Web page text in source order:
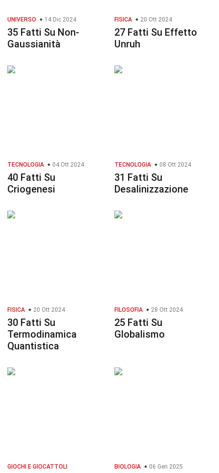
UNIVERSO 14 Dic 2024
35 Fatti Su Non-
Gaussianità
FISICA 20 Ott 2024
27 Fatti Su Effetto
Unruh
TECNOLOGIA 04 Ott 2024
40 Fatti Su
Criogenesi
TECNOLOGIA 08 Ott 2024
31 Fatti Su
Desalinizzazione
FISICA 20 Ott 2024
30 Fatti Su
Termodinamica
Quantistica
FILOSOFIA 28 Ott 2024
25 Fatti Su
Globalismo
GIOCHI E GIOCATTOLI
BIOLOGIA 06 Gen 2025